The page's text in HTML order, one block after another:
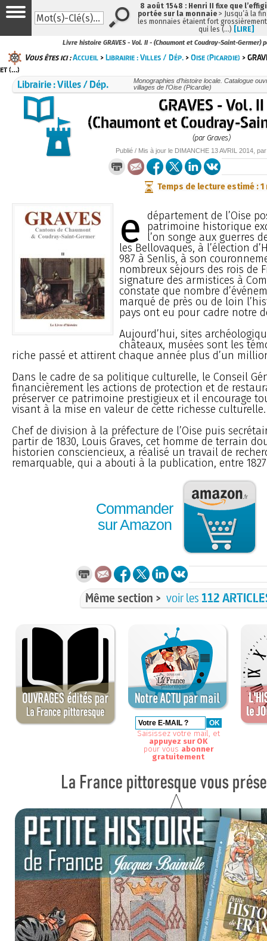
Livre histoire GRAVES - Vol. II - (Chaumont et Coudray-Saint-Germer)
Vous êtes ici :Accueil >Librairie : Villes / Dép. >Oise (Picardie) >
et (…)
Librairie : Villes / Dép.
Monographies d’histoire locale. Catalogue
villages de l’Oise (Picardie)
GRAVES - Vol. II
(Chaumont et Coudray-
(par Graves)
Publié / Mis à jour le DIMANCHE 13 AVRIL 2014 ,
Temps de lecture estimé : 1
e département de l’Oise
patrimoine historique
l’on songe aux guerres
les Bellovaques, à l’élection
987 à Senlis, à son
nombreux séjours des rois de
signature des armistices à
constate que nombre
marqué de près ou de loin
pays ont eu pour cadre notre
Aujourd’hui, sites
châteaux, musées sont les
riche passé et attirent chaque année plus d’un
Dans le cadre de sa politique culturelle, le Conseil
financièrement les actions de protection et de
préserver ce patrimoine prestigieux et il encourage
visant à la mise en valeur de cette richesse culturelle.
Chef de division à la préfecture de l’Oise puis
partir de 1830, Louis Graves, cet homme de terrain
historien consciencieux, a réalisé un travail de
remarquable, qui a abouti à la publication, entre 1827
Commander
sur Amazon
Même section > voir les 112
Saisissez votre mail, et
appuyez sur OK
pour vous abonner
gratuitement
8 août 1548 : Henri II fixe que
portée sur la monnaie > Jusqu’à la
les monnaies étaient fort
qui les (…) [LIRE]